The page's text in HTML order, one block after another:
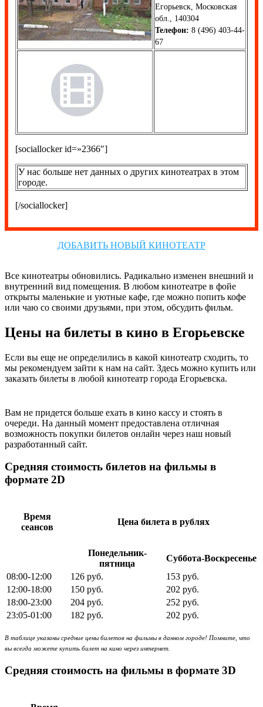
Егорьевск, Московская
обл., 140304
Телефон: 8 (496) 403-44-
67
[sociallocker id=»2366″]
У нас больше нет данных о других кинотеатрах в этом
городе.
[/sociallocker]
ДОБАВИТЬ НОВЫЙ КИНОТЕАТР
Все кинотеатры обновились. Радикально изменен внешний и
внутренний вид помещения. В любом кинотеатре в фойе
открыты маленькие и уютные кафе, где можно попить кофе
или чаю со своими друзьями, при этом, обсудить фильм.
Цены на билеты в кино в Егорьевске
Если вы еще не определились в какой кинотеатр сходить, то
мы рекомендуем зайти к нам на сайт. Здесь можно купить или
заказать билеты в любой кинотеатр города Егорьевска.
Вам не придется больше ехать в кино кассу и стоять в
очереди. На данный момент предоставлена отличная
возможность покупки билетов онлайн через наш новый
разработанный сайт.
Средняя стоимость билетов на фильмы в
формате 2D
Время
сеансов
Цена билета в рублях
Понедельник-
пятница
Суббота-Воскресенье
08:00-12:00
126 руб.
153 руб.
12:00-18:00
150 руб.
202 руб.
18:00-23:00
204 руб.
252 руб.
23:05-01:00
182 руб. 202 руб.
В таблице указаны средние цены билетов на фильмы в данном городе! Помните, что
вы всегда можете купить билет на кино через интернет.
Средняя стоимость на фильмы в формате 3D